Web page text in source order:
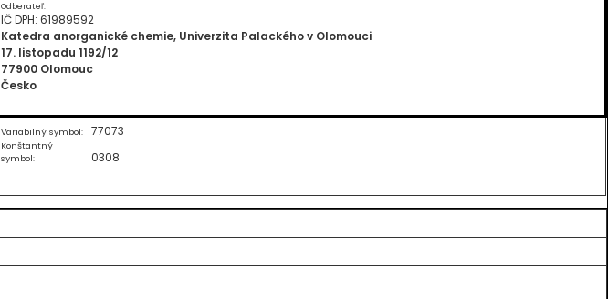
Odberateľ:
IČ DPH: 61989592
Katedra anorganické chemie, Univerzita Palackého v Olomouci
17. listopadu 1192/12
77900 Olomouc
Česko
Variabilný symbol: 77073
Konštantný
symbol:
0308